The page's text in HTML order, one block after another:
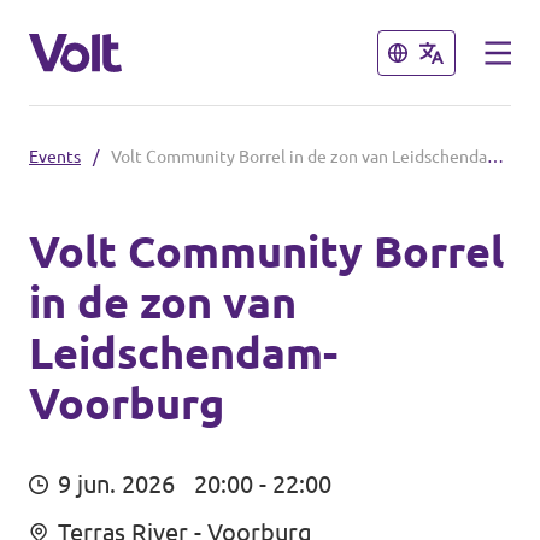
Sluiten
Overzicht fracties en communities
Overzicht fracties en communities
Fracties
Zuid-Holland
Rotterdam
Sluiten
Standpunten
Over Volt
Mensen
Nieuws
Events / Volt Community Borrel in de zon van Leidschendam-Voorburg
Volt Community Borrel
in de zon van
Leidschendam-
Voorburg
9 jun. 2026
20:00 - 22:00
Terras River - Voorburg